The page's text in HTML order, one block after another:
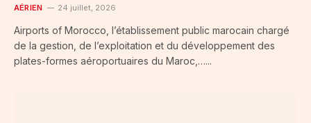
AÉRIEN 24 juillet, 2026
Airports of Morocco, l’établissement public marocain chargé
de la gestion, de l’exploitation et du développement des
plates-formes aéroportuaires du Maroc,…...